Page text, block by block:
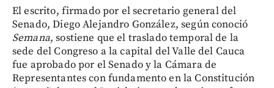
El escrito, firmado por el secretario general del
Senado, Diego Alejandro González, según conoció
Semana, sostiene que el traslado temporal de la
sede del Congreso a la capital del Valle del Cauca
fue aprobado por el Senado y la Cámara de
Representantes con fundamento en la Constitución